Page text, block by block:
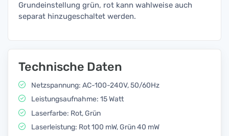
Grundeinstellung grün, rot kann wahlweise auch
separat hinzugeschaltet werden.
Technische Daten
Netzspannung: AC-100-240V, 50/60Hz
Leistungsaufnahme: 15 Watt
Laserfarbe: Rot, Grün
Laserleistung: Rot 100 mW, Grün 40 mW